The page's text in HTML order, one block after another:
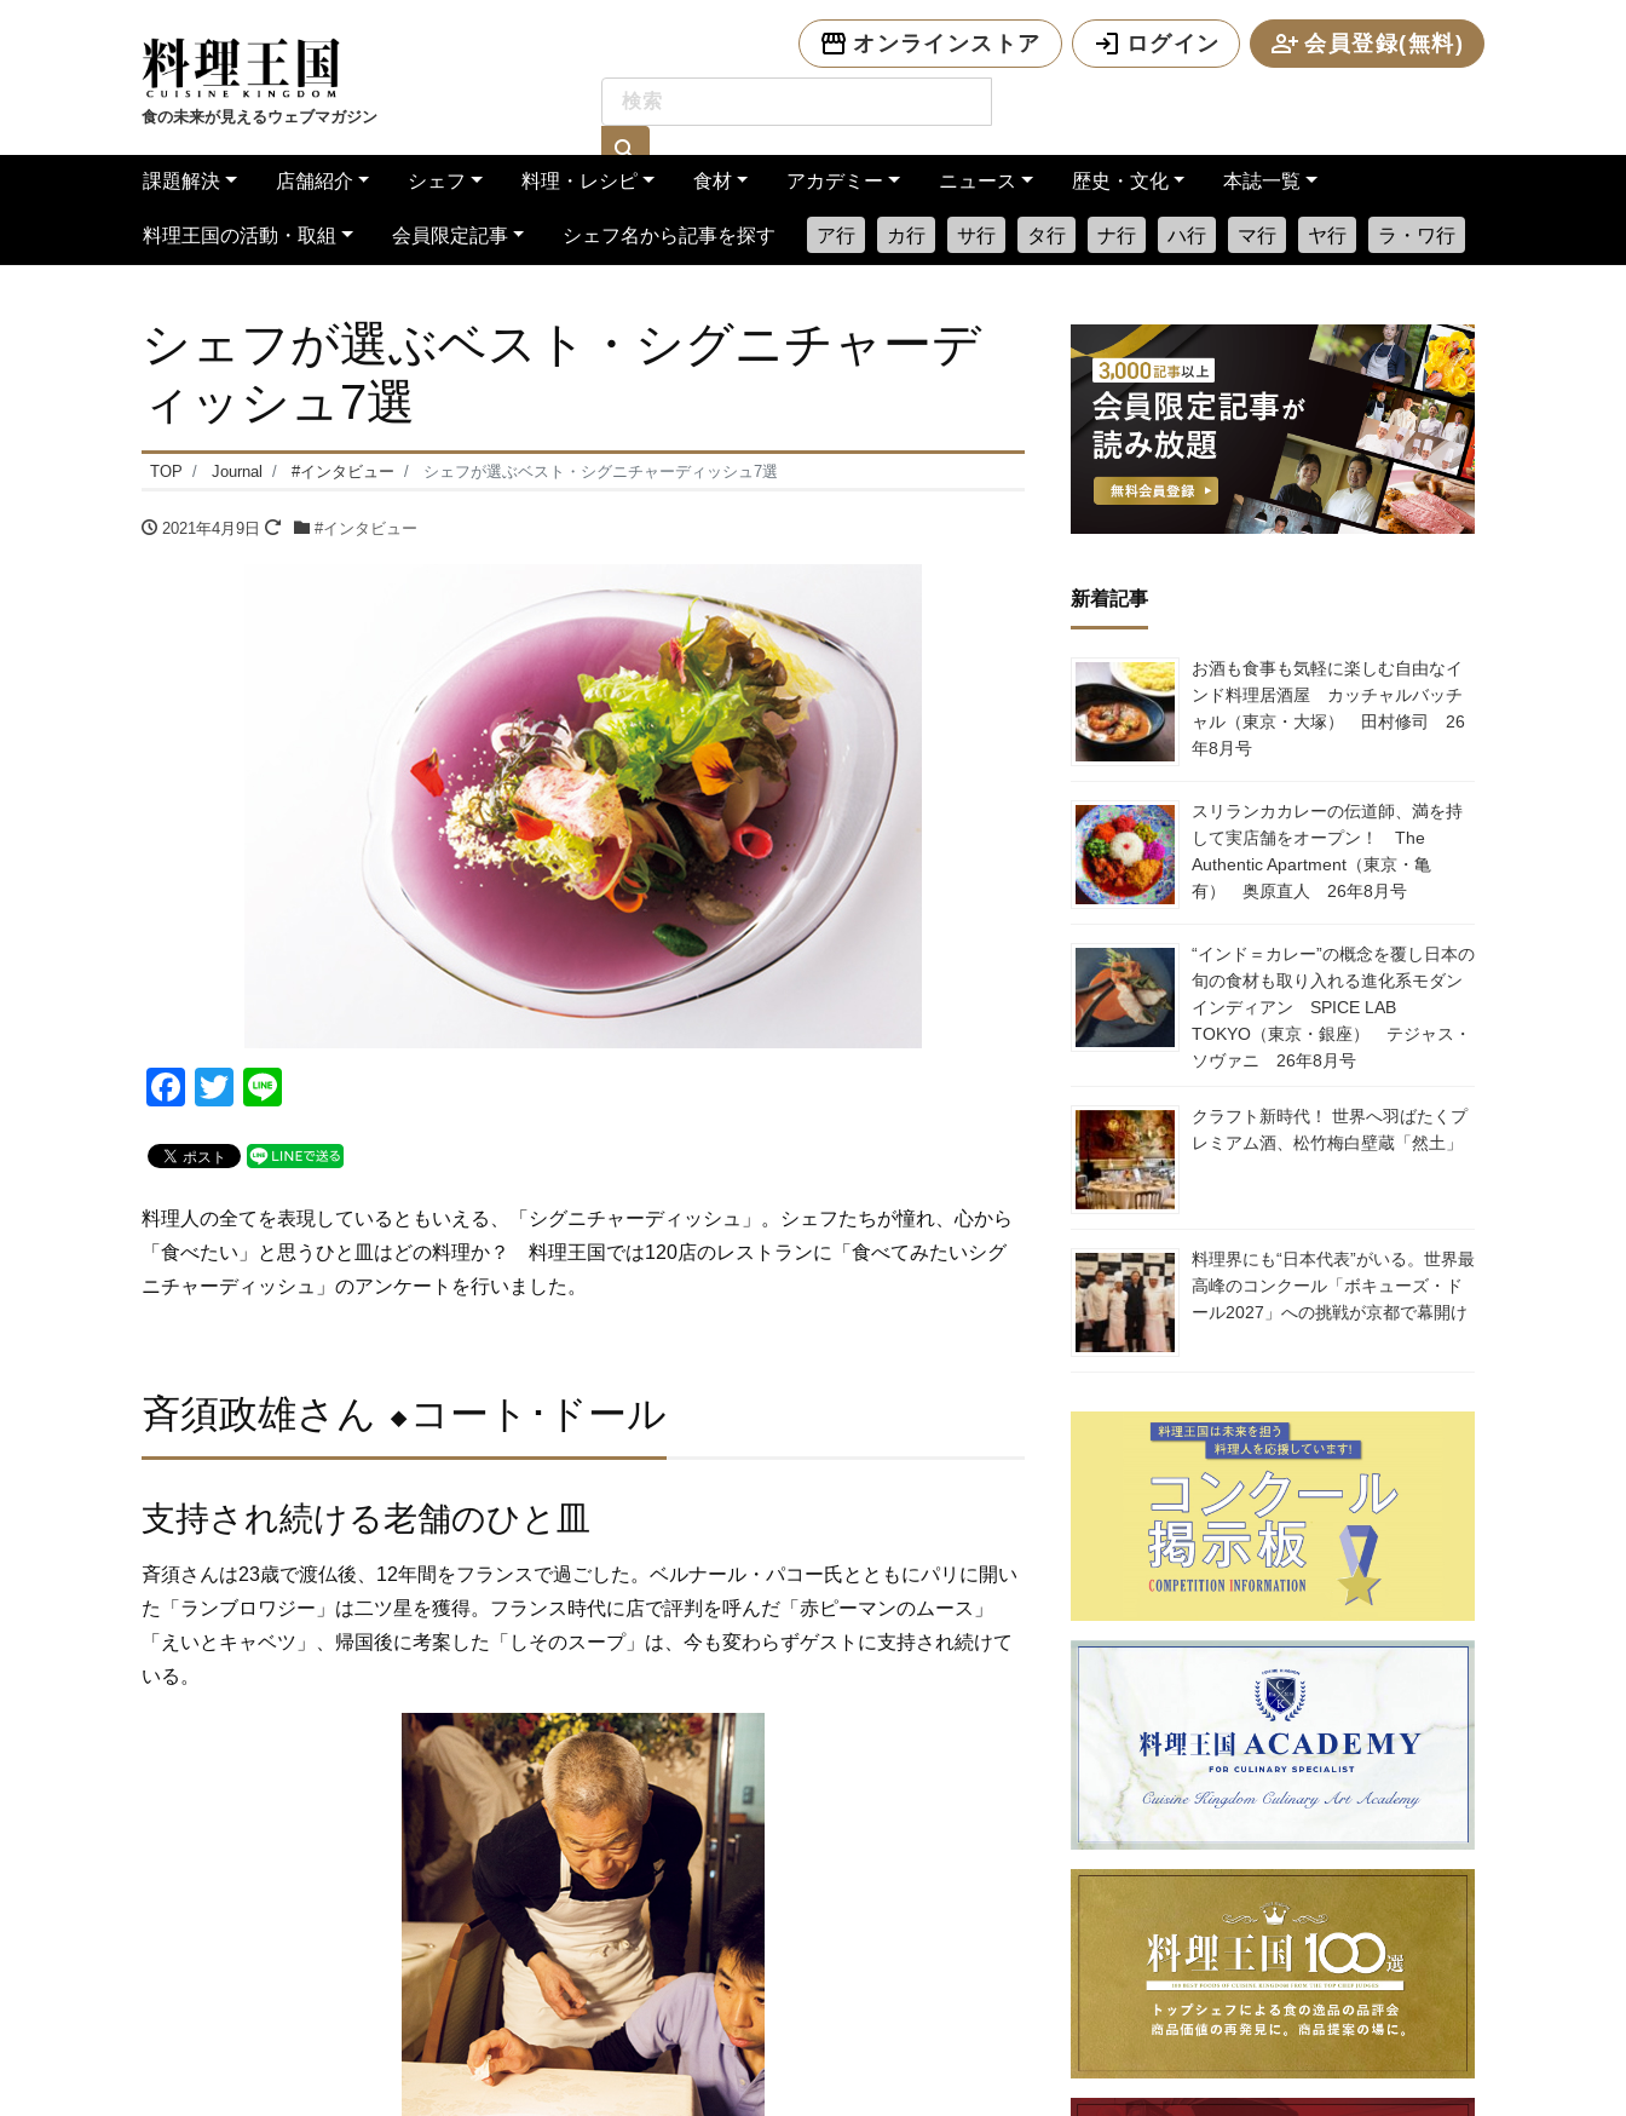
食の未来が見えるウェブマガジン
オンラインストア ログイン 会員登録(無料)
課題解決 店舗紹介 シェフ 料理・レシピ 食材 アカデミー ニュース 歴史・文化 本誌一覧
料理王国の活動・取組 会員限定記事 シェフ名から記事を探す ア行 カ行 サ行 タ行 ナ行 ハ行 マ行 ヤ行 ラ・ワ行
シェフが選ぶベスト・シグニチャーデ
ィッシュ7選
TOP Journal #インタビュー シェフが選ぶベスト・シグニチャーディッシュ7選
2021年4月9日 #インタビュー
F
c
e
b
o
T
tt
er
e
料理人の全てを表現しているともいえる、「シグニチャーディッシュ」。シェフたちが憧れ、心から
「食べたい」と思うひと皿はどの料理か？ 料理王国では120店のレストランに「食べてみたいシグ
ニチャーディッシュ」のアンケートを行いました。
斉須政雄さん ⬥コート･ドール
支持され続ける老舗のひと皿
斉須さんは23歳で渡仏後、12年間をフランスで過ごした。ベルナール・パコー氏とともにパリに開い
た「ランブロワジー」は二ツ星を獲得。フランス時代に店で評判を呼んだ「赤ピーマンのムース」
「えいとキャベツ」、帰国後に考案した「しそのスープ」は、今も変わらずゲストに支持され続けて
いる。
新着記事
お酒も食事も気軽に楽しむ自由なイ
ンド料理居酒屋 カッチャルバッチ
ャル（東京・大塚） 田村修司 26
年8月号
スリランカカレーの伝道師、満を持
して実店舗をオープン！ The
Authentic Apartment（東京・亀
有） 奥原直人 26年8月号
“インド＝カレー”の概念を覆し日本の
旬の食材も取り入れる進化系モダン
インディアン SPICE LAB
TOKYO（東京・銀座） テジャス・
ソヴァニ 26年8月号
クラフト新時代！ 世界へ羽ばたくプ
レミアム酒、松竹梅白壁蔵「然土」
料理界にも“日本代表”がいる。世界最
高峰のコンクール「ボキューズ・ド
ール2027」への挑戦が京都で幕開け